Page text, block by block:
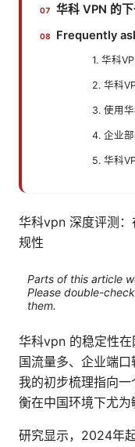
华科 VPN 的
Frequently
1. 华科
2. 华科
3. 使用
4. 企业
5. 华科
华科vpn 深度评测
规性
Parts of this article
Please double-
them.
华科vpn 的稳定性
国流量多、企业端口
我的初步梳理指向
衡在中国环境下尤为
研究显示，2024年